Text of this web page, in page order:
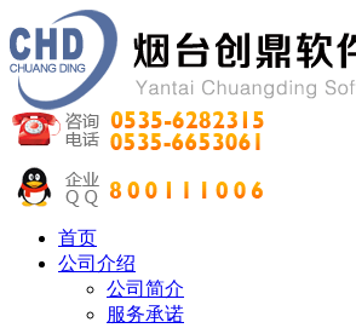
首页
公司介绍
公司简介
服务承诺